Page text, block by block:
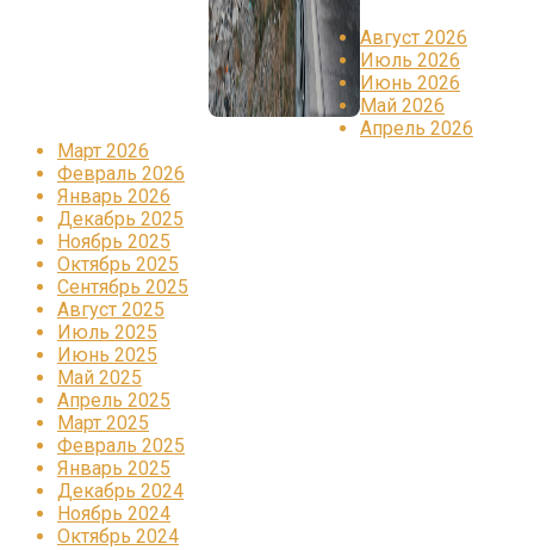
Август 2026
Июль 2026
Июнь 2026
Май 2026
Апрель 2026
Март 2026
Февраль 2026
Январь 2026
Декабрь 2025
Ноябрь 2025
Октябрь 2025
Сентябрь 2025
Август 2025
Июль 2025
Июнь 2025
Май 2025
Апрель 2025
Март 2025
Февраль 2025
Январь 2025
Декабрь 2024
Ноябрь 2024
Октябрь 2024